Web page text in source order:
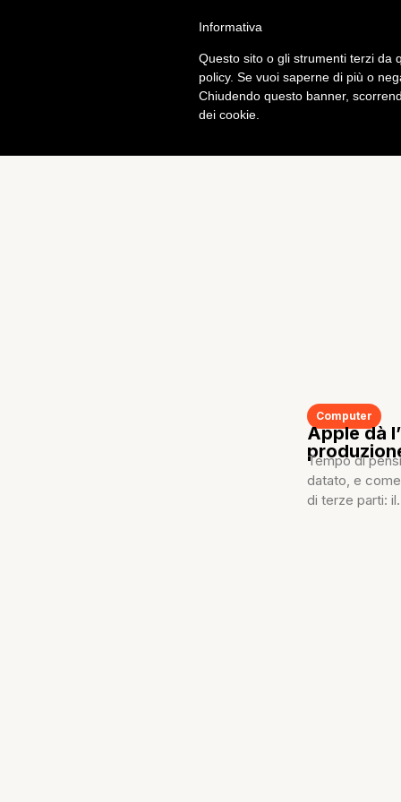
Computer
Apple dà
Tempo di
datato, e
di terze parti:
Informativa
Questo sito o gli strumenti terzi da
policy. Se vuoi saperne di più o
Chiudendo questo banner,
dei cookie.